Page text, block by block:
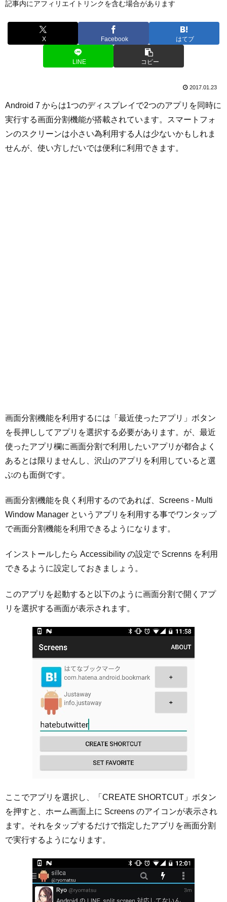
記事内にアフィリエイトリンクを含む場合があります
X Facebook はてブ
LINE コピー
2017.01.23
Android 7 からは1つのディスプレイで2つのアプリを同時に
実行する画面分割機能が搭載されています。スマートフォ
ンのスクリーンは小さい為利用する人は少ないかもしれま
せんが、使い方しだいでは便利に利用できます。
画面分割機能を利用するには「最近使ったアプリ」ボタン
を長押ししてアプリを選択する必要があります。が、最近
使ったアプリ欄に画面分割で利用したいアプリが都合よく
あるとは限りませんし、沢山のアプリを利用していると選
ぶのも面倒です。
画面分割機能を良く利用するのであれば、Screens - Multi
Window Manager というアプリを利用する事でワンタップ
で画面分割機能を利用できるようになります。
インストールしたら Accessibility の設定で Screnns を利用
できるように設定しておきましょう。
このアプリを起動すると以下のように画面分割で開くアプ
リを選択する画面が表示されます。
ここでアプリを選択し、「CREATE SHORTCUT」ボタン
を押すと、ホーム画面上に Screens のアイコンが表示され
ます。それをタップするだけで指定したアプリを画面分割
で実行するようになります。